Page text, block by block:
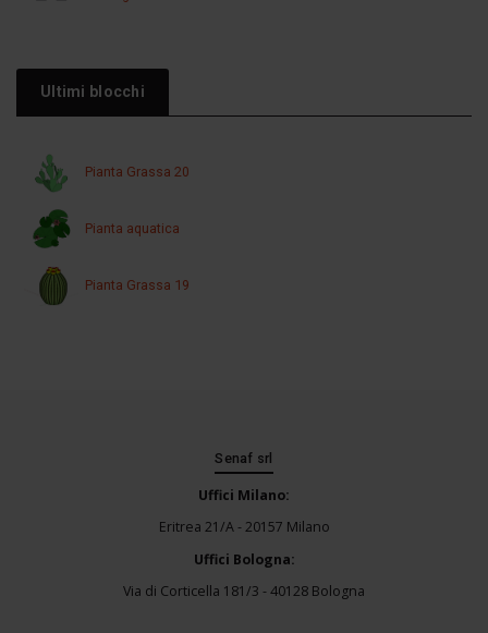
Ultimi blocchi
Pianta Grassa 20
Pianta aquatica
Pianta Grassa 19
Senaf srl
Uffici Milano:
Eritrea 21/A - 20157 Milano
Uffici Bologna:
Via di Corticella 181/3 - 40128 Bologna